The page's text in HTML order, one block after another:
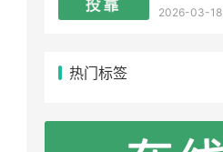
2026-03-18
热门标签